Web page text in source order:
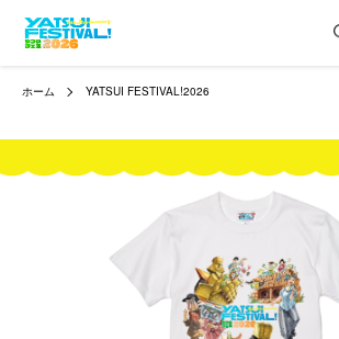
ホーム YATSUI FESTIVAL!2026